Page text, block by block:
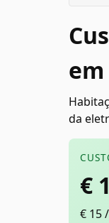
em
da
€
€ 15